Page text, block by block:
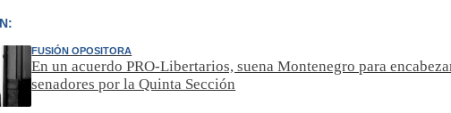
FUSIÓN OPOSITORA
En un acuerdo PRO-Libertarios, suena Montenegro para
senadores por la Quinta Sección